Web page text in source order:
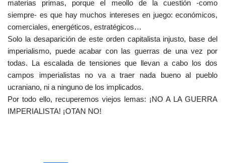
materias primas, porque el meollo de la cuestión -como
siempre- es que hay muchos intereses en juego: económicos,
comerciales, energéticos, estratégicos…
Solo la desaparición de este orden capitalista injusto, base del
imperialismo, puede acabar con las guerras de una vez por
todas. La escalada de tensiones que llevan a cabo los dos
campos imperialistas no va a traer nada bueno al pueblo
ucraniano, ni a ninguno de los implicados.
Por todo ello, recuperemos viejos lemas: ¡NO A LA GUERRA
IMPERIALISTA! ¡OTAN NO!